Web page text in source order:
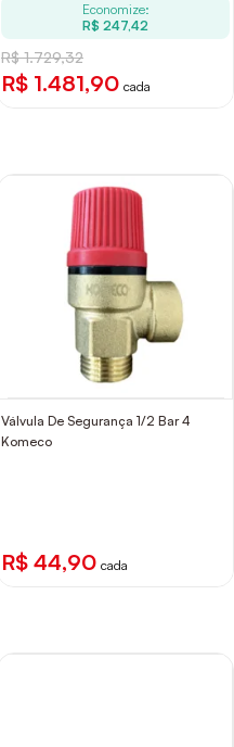
Economize:
R$ 247,42
R$ 1.729,32
R$ 1.481,90 cada
Válvula De Segurança 1/2 Bar 4
Komeco
R$ 44,90 cada